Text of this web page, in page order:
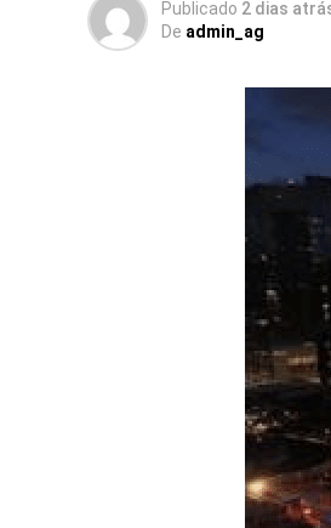
Publicado 2 dias
De admin_ag